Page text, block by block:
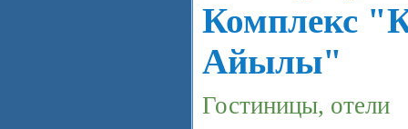
Комплекс
Айылы"
Гостиницы, отели